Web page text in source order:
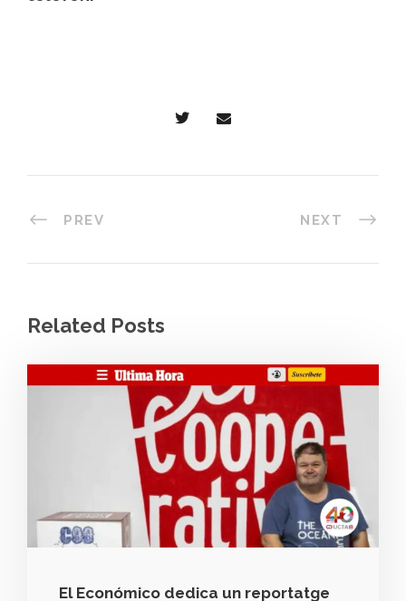
PREV NEXT
Related Posts
El Económico dedica un reportatge